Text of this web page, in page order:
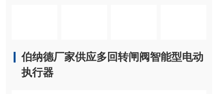
伯纳德厂家供应多回转闸阀智能型电动
执行器